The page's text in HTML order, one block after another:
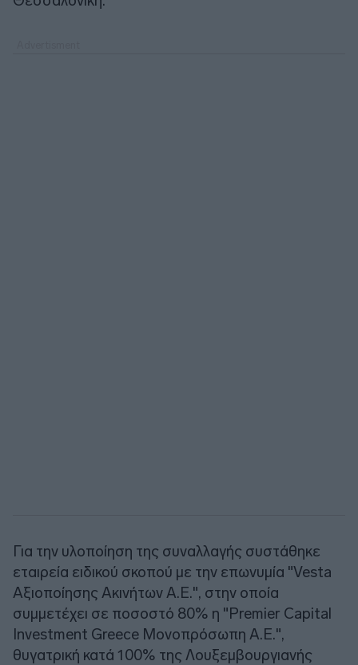
Για την υλοποίηση της συναλλαγής συστάθηκε
εταιρεία ειδικού σκοπού με την επωνυμία "Vesta
Αξιοποίησης Ακινήτων A.E.", στην οποία
συμμετέχει σε ποσοστό 80% η "Premier Capital
Investment Greece Μονοπρόσωπη Α.Ε.",
θυγατρική κατά 100% της Λουξεμβουργιανής